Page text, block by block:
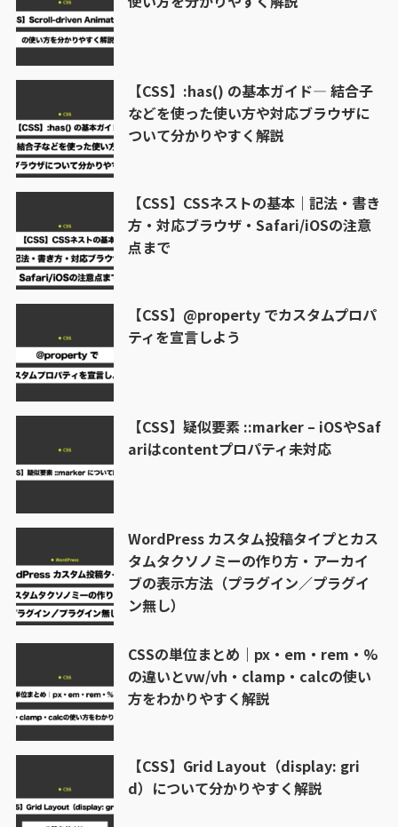
【CSS】:has() の基本ガイド― 結合子
などを使った使い方や対応ブラウザに
ついて分かりやすく解説
【CSS】CSSネストの基本｜記法・書き
方・対応ブラウザ・Safari/iOSの注意
点まで
【CSS】@property でカスタムプロパ
ティを宣言しよう
【CSS】疑似要素 ::marker – iOSやSaf
ariはcontentプロパティ未対応
WordPress カスタム投稿タイプとカス
タムタクソノミーの作り方・アーカイ
ブの表示方法（プラグイン／プラグイ
ン無し）
CSSの単位まとめ｜px・em・rem・%
の違いとvw/vh・clamp・calcの使い
方をわかりやすく解説
【CSS】Grid Layout（display: gri
d）について分かりやすく解説